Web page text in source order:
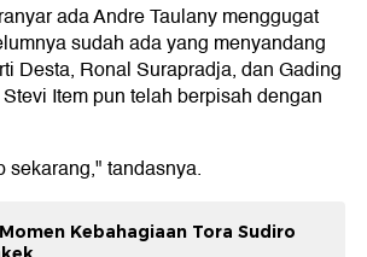
ada Andre Taulany menggugat
sudah ada yang menyandang
Desta, Ronal Surapradja, dan Gading
Item pun telah berpisah dengan
sekarang," tandasnya.
Kebahagiaan Tora Sudiro